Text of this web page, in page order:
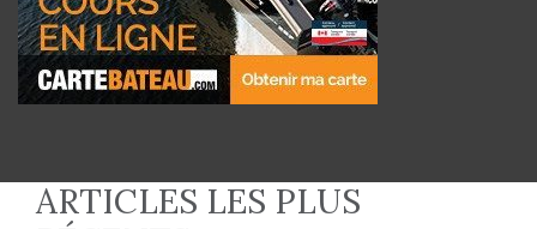
ARTICLES LES PLUS